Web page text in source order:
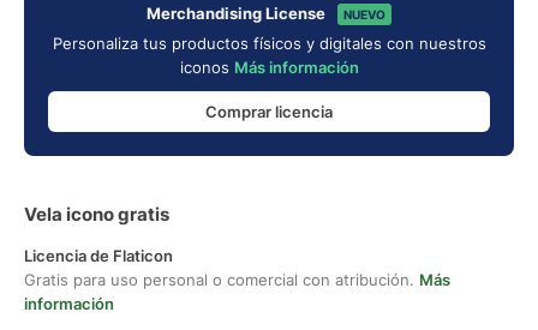
Merchandising License NUEVO
Personaliza tus productos físicos y digitales con nuestros
iconos Más información
Comprar licencia
Vela icono gratis
Licencia de Flaticon
Gratis para uso personal o comercial con atribución. Más
información